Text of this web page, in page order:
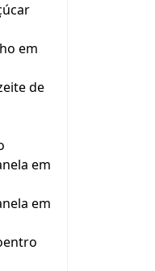
em
de
em
em